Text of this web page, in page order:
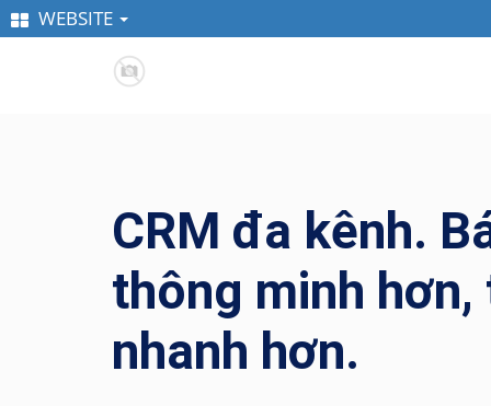
WEBSITE
CRM đa kênh.
thông minh hơn,
nhanh hơn.